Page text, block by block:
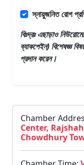
স্নায়ুজনিত রোগ
বিঃদ্রঃ এছাড়াও
ব্যাকপেইন) বিশেষজ্ঞ
প্রদান করেন।
Chamber
Center,
Chowdhury